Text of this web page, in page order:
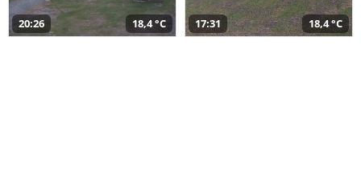
20:26 18,4 °C 17:31 18,4 °C